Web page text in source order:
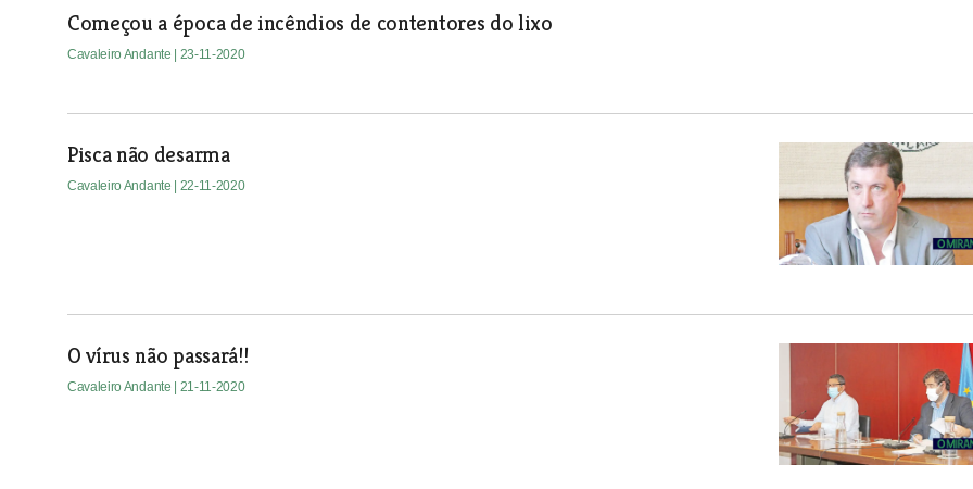
Começou a época de incêndios de contentores do lixo
Cavaleiro Andante | 23-11-2020
Pisca não desarma
Cavaleiro Andante | 22-11-2020
O vírus não passará!!
Cavaleiro Andante | 21-11-2020